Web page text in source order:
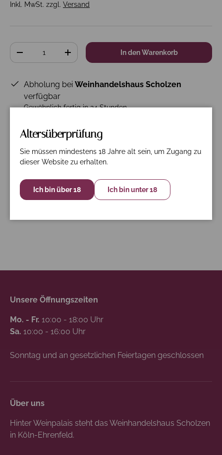
Inkl. MwSt. zzgl. Versand
Anzahl
+ In den Warenkorb
Abholung bei Weinhandelshaus Scholzen
verfügbar
Gewöhnlich fertig in 24 Stunden
Garmacja. Graciano, Tempranillo.
Altersüberprüfung
Sie müssen mindestens 18 Jahre alt sein, um Zugang zu
dieser Website zu erhalten.
Ich bin über 18 Ich bin unter 18
Unsere Öffnungszeiten
Mo. - Fr. 10:00 - 18:00 Uhr
Sa. 10:00 - 16:00 Uhr
Sonntag und an gesetzlichen Feiertagen geschlossen
Über uns
Hinter Weinpalais steht das Weinhandelshaus Scholzen
in Köln-Ehrenfeld.